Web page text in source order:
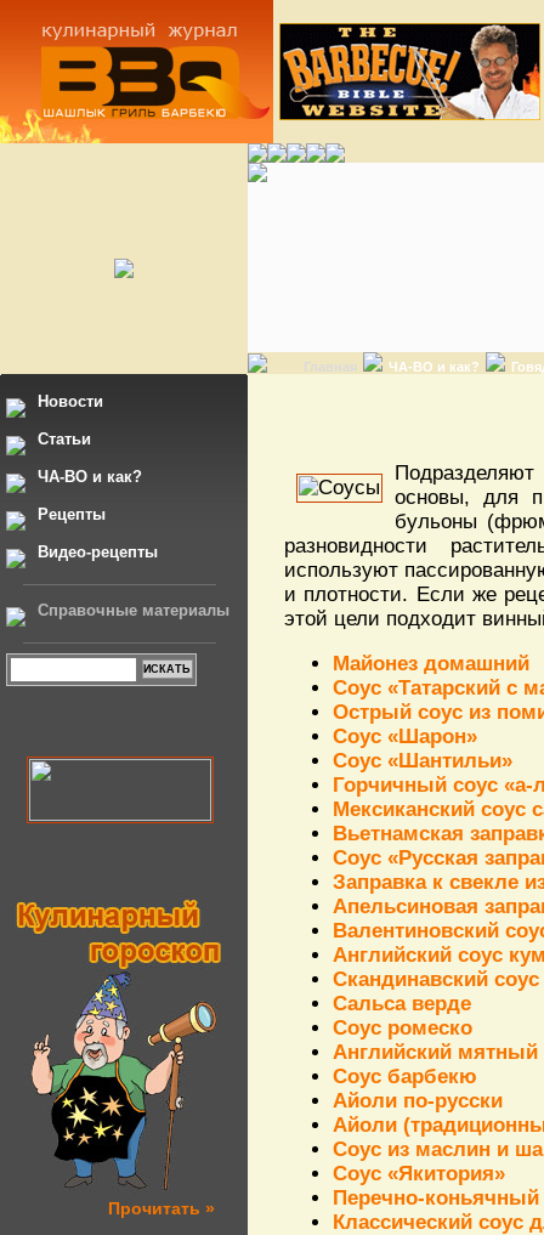
Главная ЧА-ВО и как?
Новости
Статьи
ЧА-ВО и как?
Рецепты
Видео-рецепты
Справочные материалы
Прочитать »
основы, для
бульоны
разновидности
используют
и плотности. Если же
этой цели подходит
Майонез домашний
Соус «Татарский с
Острый соус из
Соус «Шарон»
Соус «Шантильи»
Горчичный соус
Мексиканский соус
Вьетнамская
Соус «Русская
Заправка к свекле
Апельсиновая
Валентиновский
Английский соус
Скандинавский
Сальса верде
Соус ромеско
Английский мятный
Соус барбекю
Айоли по-русски
Айоли
Cоус из маслин и
Соус «Якитория»
Перечно-коньячный
Классический соус